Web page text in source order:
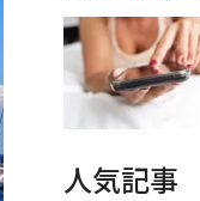
人気記事